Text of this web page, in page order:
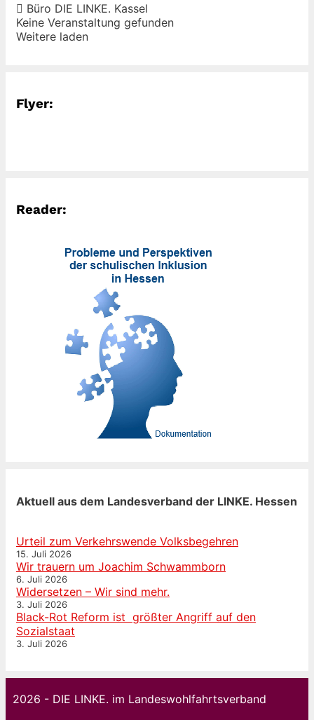
Büro DIE LINKE. Kassel
Keine Veranstaltung gefunden
Weitere laden
Flyer:
Reader:
Aktuell aus dem Landesverband der LINKE. Hessen
Urteil zum Verkehrswende Volksbegehren
15. Juli 2026
Wir trauern um Joachim Schwammborn
6. Juli 2026
Widersetzen – Wir sind mehr.
3. Juli 2026
Black-Rot Reform ist größter Angriff auf den
Sozialstaat
3. Juli 2026
2026 - DIE LINKE. im Landeswohlfahrtsverband